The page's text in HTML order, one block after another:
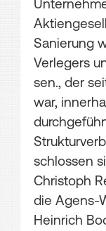
Sanierung
Verlegers
sen., der
war,
schlossen
Christoph
die Agens-
Heinrich